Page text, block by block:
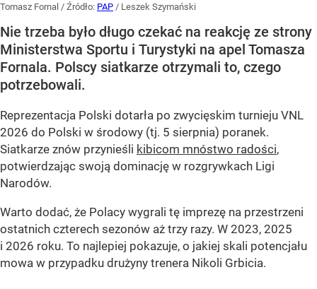
Tomasz Fornal / Źródło: PAP / Leszek Szymański
Nie trzeba było długo czekać na reakcję ze strony
Ministerstwa Sportu i Turystyki na apel Tomasza
Fornala. Polscy siatkarze otrzymali to, czego
potrzebowali.
Reprezentacja Polski dotarła po zwycięskim turnieju VNL
2026 do Polski w środowy (tj. 5 sierpnia) poranek.
Siatkarze znów przynieśli kibicom mnóstwo radości,
potwierdzając swoją dominację w rozgrywkach Ligi
Narodów.
Warto dodać, że Polacy wygrali tę imprezę na przestrzeni
ostatnich czterech sezonów aż trzy razy. W 2023, 2025
i 2026 roku. To najlepiej pokazuje, o jakiej skali potencjału
mowa w przypadku drużyny trenera Nikoli Grbicia.